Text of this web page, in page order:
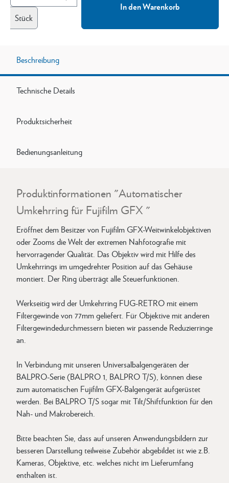
Stück
In den Warenkorb
Beschreibung
Technische Details
Produktsicherheit
Bedienungsanleitung
Produktinformationen "Automatischer
Umkehrring für Fujifilm GFX "
Eröffnet dem Besitzer von Fujifilm GFX-Weitwinkelobjektiven
oder Zooms die Welt der extremen Nahfotografie mit
hervorragender Qualität. Das Objektiv wird mit Hilfe des
Umkehrrings im umgedrehter Position auf das Gehäuse
montiert. Der Ring überträgt alle Steuerfunktionen.
Werkseitig wird der Umkehrring FUG-RETRO mit einem
Filtergewinde von 77mm geliefert. Für Objektive mit anderen
Filtergewindedurchmessern bieten wir passende Reduzierringe
an.
In Verbindung mit unseren Universalbalgengeräten der
BALPRO-Serie (BALPRO 1, BALPRO T/S), können diese
zum automatischen Fujifilm GFX-Balgengerät aufgerüstet
werden. Bei BALPRO T/S sogar mit Tilt/Shiftfunktion für den
Nah- und Makrobereich.
Bitte beachten Sie, dass auf unseren Anwendungsbildern zur
besseren Darstellung teilweise Zubehör abgebildet ist wie z.B.
Kameras, Objektive, etc. welches nicht im Lieferumfang
enthalten ist.